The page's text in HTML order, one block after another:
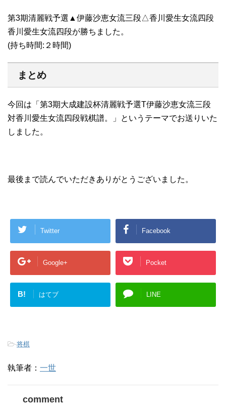
第3期清麗戦予選▲伊藤沙恵女流三段△香川愛生女流四段
香川愛生女流四段が勝ちました。
(持ち時間:２時間)
まとめ
今回は「第3期大成建設杯清麗戦予選T伊藤沙恵女流三段
対香川愛生女流四段戦棋譜。」というテーマでお送りいた
しました。
最後まで読んでいただきありがとうございました。
Twitter Facebook
Google+ Pocket
B! はてブ LINE
-将棋
執筆者： 一世
comment